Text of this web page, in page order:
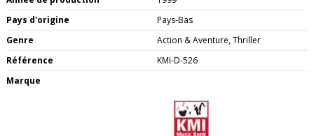
Pays d'origine
Pays-Bas
Genre
Action & Aventure, Thriller
Référence
KMI-D-526
Marque